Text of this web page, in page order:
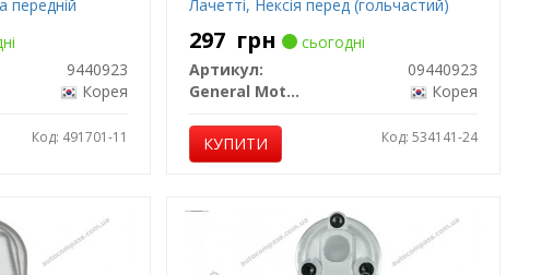
передній
9440923
Корея
Код: 491701-11
Лачетті, Нексія перед (гольчастий)
297 грн
сьогодні
Артикул:
09440923
General Motors
Корея
КУПИТИ Код: 534141-24